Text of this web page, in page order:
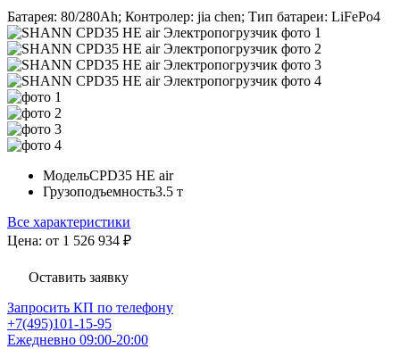
Батарея: 80/280Ah; Контролер: jia chen; Тип батареи: LiFePo4
МодельCPD35 HE air
Грузоподъемность3.5 т
Все характеристики
Цена: от 1 526 934 ₽
Оставить заявку
Запросить КП по телефону
+7(495)101-15-95
Ежедневно 09:00-20:00